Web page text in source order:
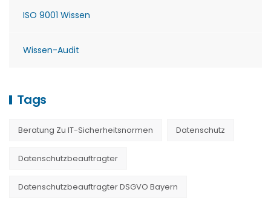
ISO 9001 Wissen
Wissen-Audit
Tags
Beratung Zu IT-Sicherheitsnormen Datenschutz
Datenschutzbeauftragter
Datenschutzbeauftragter DSGVO Bayern